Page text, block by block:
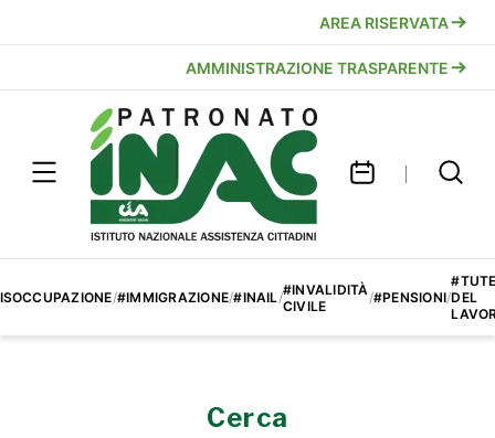
AREA RISERVATA
AMMINISTRAZIONE TRASPARENTE
/#IMMIGRAZIONE/#INAIL/#INVALIDITÀ
CIVILE
/#PENSIONI/DEL
Cerca